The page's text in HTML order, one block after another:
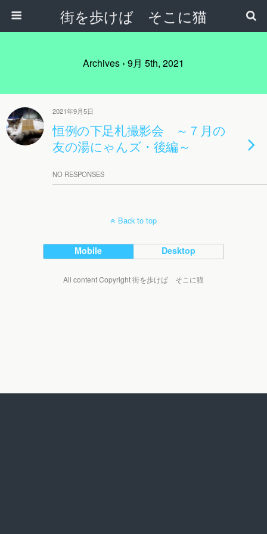
街を歩けば そこに猫
Archives › 9月 5th, 2021
2021年9月5日
恒例の下足札撮影会 ～７月の
友の湯にゃんズ・後編～
NO RESPONSES
Back to top
Mobile Desktop
All content Copyright 街を歩けば そこに猫